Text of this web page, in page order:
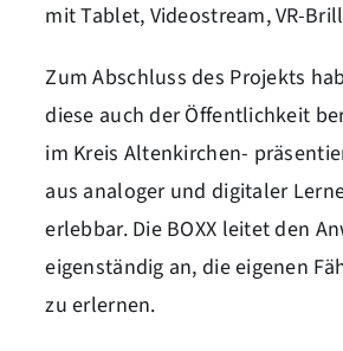
mit Tablet, Videostream, VR-
Zum Abschluss des Projekts
diese auch der Öffentlichkeit
im Kreis Altenkirchen-
aus analoger und digitaler
erlebbar. Die BOXX leitet den
eigenständig an, die eigenen
zu erlernen.